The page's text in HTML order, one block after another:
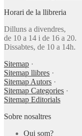
Horari de la llibreria
Dilluns a divendres,
de 10 a 14 i de 16 a 20.
Dissabtes, de 10 a 14h.
Sitemap ·
Sitemap llibres ·
Sitemap Autors ·
Sitemap Categories ·
Sitemap Editorials
Sobre nosaltres
Qui som?